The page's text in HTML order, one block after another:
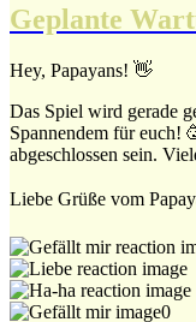
Geplante
Hey, Papayans! 👋
Das Spiel wird gerade
Spannendem für euch!
abgeschlossen sein.
Liebe Grüße vom
0